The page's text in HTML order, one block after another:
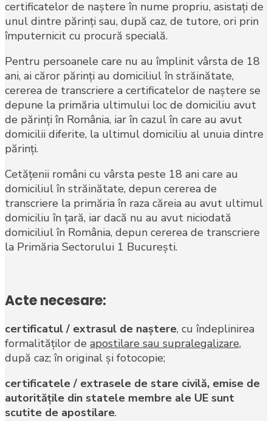
certificatelor de naştere în nume propriu, asistaţi de
unul dintre părinţi sau, după caz, de tutore, ori prin
împuternicit cu procură specială.
Pentru persoanele care nu au împlinit vârsta de 18
ani, ai căror părinţi au domiciliul în străinătate,
cererea de transcriere a certificatelor de naştere se
depune la primăria ultimului loc de domiciliu avut
de părinţi în România, iar în cazul în care au avut
domicilii diferite, la ultimul domiciliu al unuia dintre
părinţi.
Cetăţenii români cu vârsta peste 18 ani care au
domiciliul în străinătate, depun cererea de
transcriere la primăria în raza căreia au avut ultimul
domiciliu în ţară, iar dacă nu au avut niciodată
domiciliul în România, depun cererea de transcriere
la Primăria Sectorului 1 Bucureşti.
Acte necesare:
certificatul / extrasul de naştere, cu îndeplinirea
formalităţilor de apostilare sau supralegalizare,
după caz; în original şi fotocopie;
certificatele / extrasele de stare civilă, emise de
autorităţile din statele membre ale UE sunt
scutite de apostilare.